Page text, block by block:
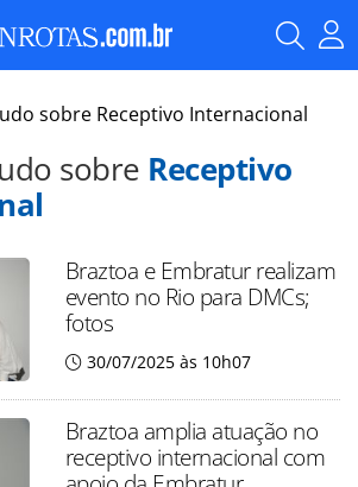
sobre Receptivo Internacional
sobre Receptivo
Braztoa e Embratur realizam
evento no Rio para DMCs;
fotos
30/07/2025 às 10h07
Braztoa amplia atuação no
receptivo internacional com